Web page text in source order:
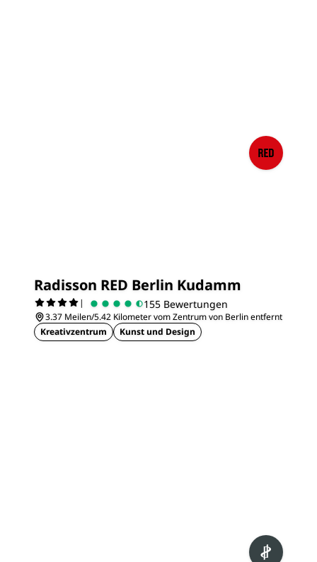
Radisson RED Berlin Kudamm
| 155 Bewertungen
3.37 Meilen/5.42 Kilometer vom Zentrum von Berlin entfernt
Kreativzentrum
Kunst und Design